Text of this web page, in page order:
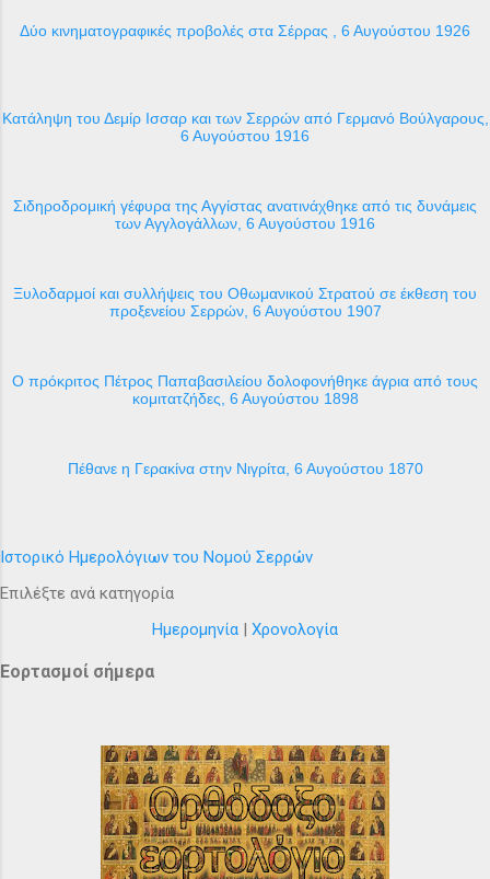
Δύο κινηματογραφικές προβολές στα Σέρρας , 6 Αυγούστου 1926
Κατάληψη του Δεμίρ Ισσαρ και των Σερρών από Γερμανό Βούλγαρους,
6 Αυγούστου 1916
Σιδηροδρομική γέφυρα της Αγγίστας ανατινάχθηκε από τις δυνάμεις
των Αγγλογάλλων, 6 Αυγούστου 1916
Ξυλοδαρμοί και συλλήψεις του Οθωμανικού Στρατού σε έκθεση του
προξενείου Σερρών, 6 Αυγούστου 1907
Ο πρόκριτος Πέτρος Παπαβασιλείου δολοφονήθηκε άγρια από τους
κομιτατζήδες, 6 Αυγούστου 1898
Πέθανε η Γερακίνα στην Νιγρίτα, 6 Αυγούστου 1870
Ιστορικό Ημερολόγιων του Νομού Σερρών
Επιλέξτε ανά κατηγορία
Ημερομηνία
Χρονολογία
Εορτασμοί σήμερα